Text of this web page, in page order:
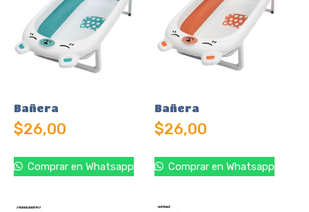
Bañera
$26,00
Comprar en Whatsapp
Bañera
$26,00
Comprar en Whatsapp